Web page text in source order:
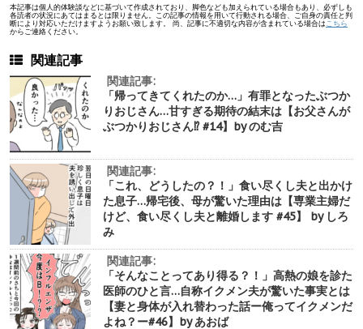
本記事は個人的体験談などに基づいて作成されており、脚色なども加えられている場合もあり、必ずしも
各読者の状況にあてはまるとは限りません。この記事の情報を用いて行動される場合、ご自身の責任と判
断により対応いただけますようお願い致します。 尚、記事に不適切な内容が含まれている場合は こちら
からご連絡ください。
関連記事
関連記事:
「帰ってきてくれたのか…」有罪となったぶつか
りおじさん…甘すぎる期待の結末は【お父さんが
ぶつかりおじさん⁉︎ #14】by のむ吉
関連記事:
「これ、どうしたの？！」食い尽くし夫と出かけ
た息子…帰宅後、母が驚いた理由は【専業主婦だ
けど、食い尽くし夫と離婚します #45】 by しろ
み
関連記事:
「そんなことってあり得る？！」高熱の娘を診た
医師のひと言…自称イクメン夫が驚いた事実とは
【妻と身体が入れ替わった話ー俺ってイクメンだ
よね？ー#46】by あおば